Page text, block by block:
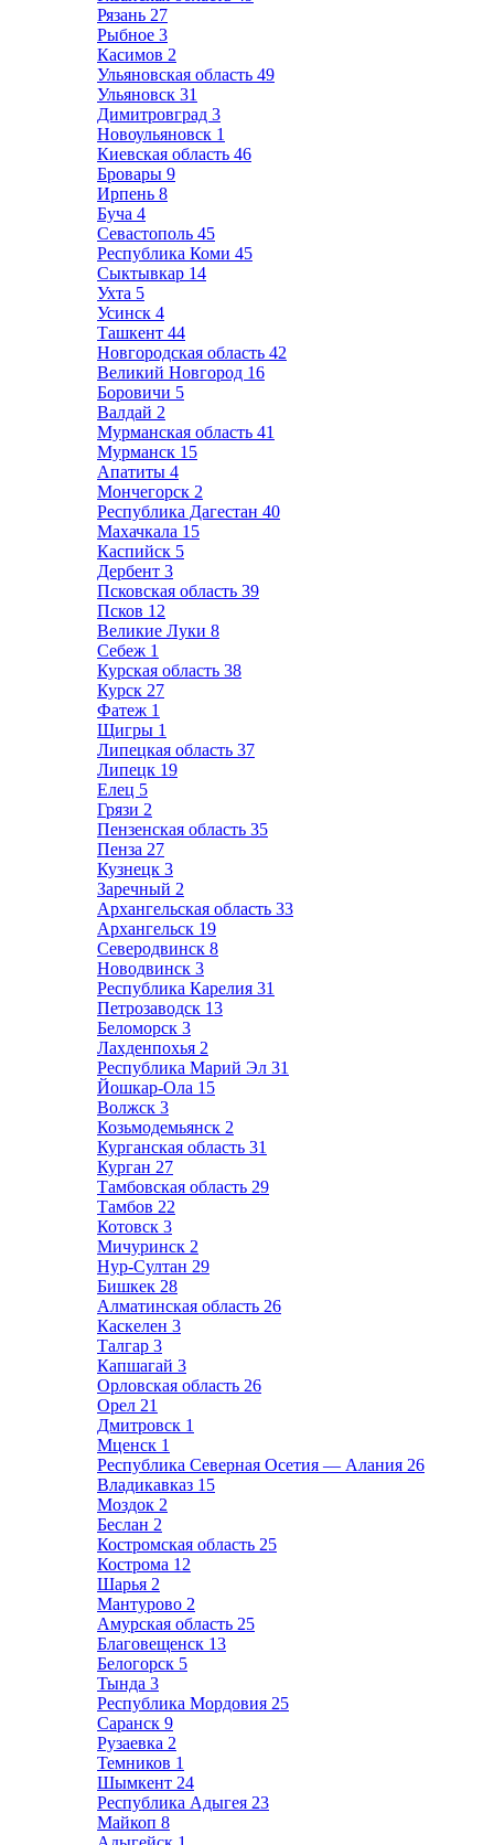
Рязань 27
Рыбное 3
Касимов 2
Ульяновская область 49
Ульяновск 31
Димитровград 3
Новоульяновск 1
Киевская область 46
Бровары 9
Ирпень 8
Буча 4
Севастополь 45
Республика Коми 45
Сыктывкар 14
Ухта 5
Усинск 4
Ташкент 44
Новгородская область 42
Великий Новгород 16
Боровичи 5
Валдай 2
Мурманская область 41
Мурманск 15
Апатиты 4
Мончегорск 2
Республика Дагестан 40
Махачкала 15
Каспийск 5
Дербент 3
Псковская область 39
Псков 12
Великие Луки 8
Себеж 1
Курская область 38
Курск 27
Фатеж 1
Щигры 1
Липецкая область 37
Липецк 19
Елец 5
Грязи 2
Пензенская область 35
Пенза 27
Кузнецк 3
Заречный 2
Архангельская область 33
Архангельск 19
Северодвинск 8
Новодвинск 3
Республика Карелия 31
Петрозаводск 13
Беломорск 3
Лахденпохья 2
Республика Марий Эл 31
Йошкар-Ола 15
Волжск 3
Козьмодемьянск 2
Курганская область 31
Курган 27
Тамбовская область 29
Тамбов 22
Котовск 3
Мичуринск 2
Нур-Султан 29
Бишкек 28
Алматинская область 26
Каскелен 3
Талгар 3
Капшагай 3
Орловская область 26
Орел 21
Дмитровск 1
Мценск 1
Республика Северная Осетия — Алания 26
Владикавказ 15
Моздок 2
Беслан 2
Костромская область 25
Кострома 12
Шарья 2
Мантурово 2
Амурская область 25
Благовещенск 13
Белогорск 5
Тында 3
Республика Мордовия 25
Саранск 9
Рузаевка 2
Темников 1
Шымкент 24
Республика Адыгея 23
Майкоп 8